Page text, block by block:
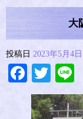
大
投稿日 2023年5月4日